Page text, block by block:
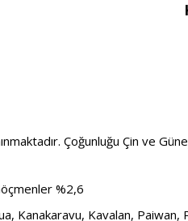
Çoğunluğu Çin ve
%2,6
Kanakaravu, Kavalan,